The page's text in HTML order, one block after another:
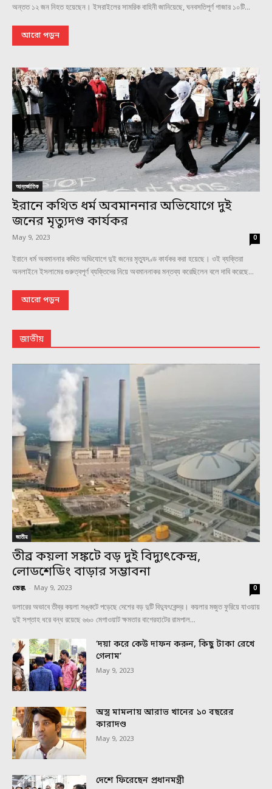
অন্তত ১২ জন নিহত হয়েছেন। ইসরাইলের সামরিক বাহিনী জানিয়েছে, ঘনবসতিপূর্ণ গাজার ১০টি...
আরো পড়ুন
আন্তর্জাতিক
ইরানে কথিত ধর্ম অবমাননার অভিযোগে দুই
জনের মৃত্যুদণ্ড কার্যকর
May 9, 2023 0
ইরানে ধর্ম অবমাননার কথিত অভিযোগে দুই জনের মৃত্যুদণ্ড কার্যকর করা হয়েছে। ওই ব্যক্তিরা
অনলাইনে ইসলামের গুরুত্বপূর্ণ ব্যক্তিদের নিয়ে অবমাননাকর মন্তব্য করেছিলেন বলে দাবি করেছে...
আরো পড়ুন
জাতীয়
জাতীয়
তীব্র কয়লা সঙ্কটে বড় দুই বিদ্যুৎকেন্দ্র,
লোডশেডিং বাড়ার সম্ভাবনা
ডেস্ক - May 9, 2023 0
ডলারের অভাবে তীব্র কয়লা সঙ্কটে পড়েছে দেশের বড় দুটি বিদ্যুৎকেন্দ্র। কয়লার মজুত ফুরিয়ে যাওয়ায়
দুই সপ্তাহ ধরে বন্ধ রয়েছে ৬৬০ মেগাওয়াট ক্ষমতার বাগেরহাটের রামপাল...
‘দয়া করে কেউ দাফন করুন, কিছু টাকা রেখে
গেলাম’
May 9, 2023
অস্ত্র মামলায় আরাভ খানের ১০ বছরের
কারাদণ্ড
May 9, 2023
দেশে ফিরেছেন প্রধানমন্ত্রী